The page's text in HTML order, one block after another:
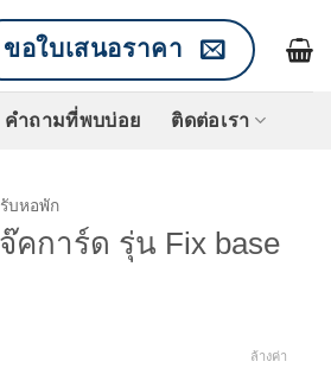
ขอใบเสนอราคา
คำถามที่พบบ่อย ติดต่อเรา
บหอพัก
การ์ด รุ่น Fix base
ล้างค่า